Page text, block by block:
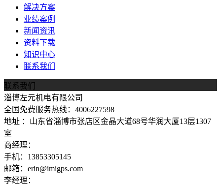
解决方案
业绩案例
新闻资讯
资料下载
知识中心
联系我们
联系我们
淄博左元机电有限公司
全国免费服务热线：4006227598
地址 ：山东省淄博市张店区金晶大道68号华润大厦13层1307
室
商经理：
手机：13853305145
邮箱：erin@imigps.com
李经理：